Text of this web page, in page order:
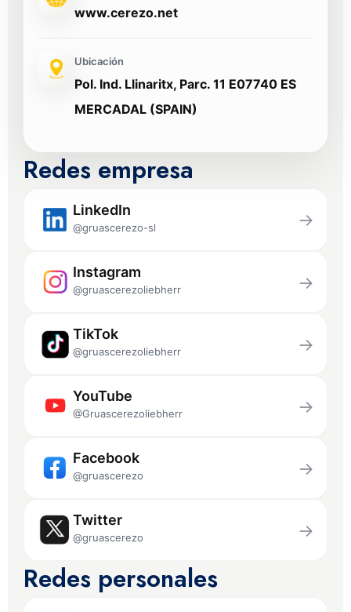
www.cerezo.net
Ubicación
Pol. Ind. Llinaritx, Parc. 11 E07740 ES
MERCADAL (SPAIN)
Redes empresa
LinkedIn
@gruascerezo-sl →
Instagram
@gruascerezoliebherr →
TikTok
@gruascerezoliebherr →
YouTube
@Gruascerezoliebherr →
Facebook
@gruascerezo →
Twitter
@gruascerezo →
Redes personales